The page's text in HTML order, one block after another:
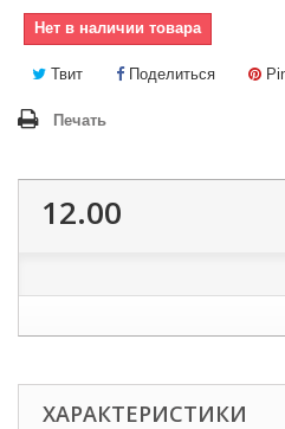
Нет в наличии товара
Твит Поделиться
Печать
12.00
ХАРАКТЕРИСТИКИ